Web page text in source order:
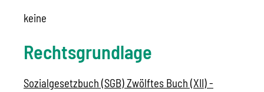
keine
Rechtsgrundlage
Sozialgesetzbuch (SGB) Zwölftes Buch (XII) -